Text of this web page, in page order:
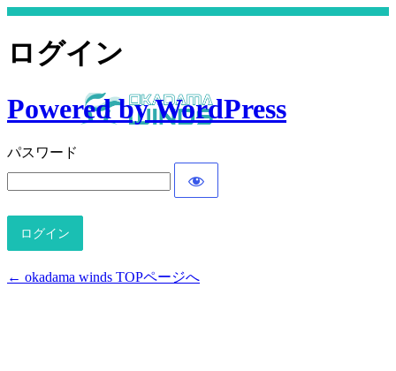
ログイン
Powered by WordPress
パスワード
← okadama winds TOPページへ